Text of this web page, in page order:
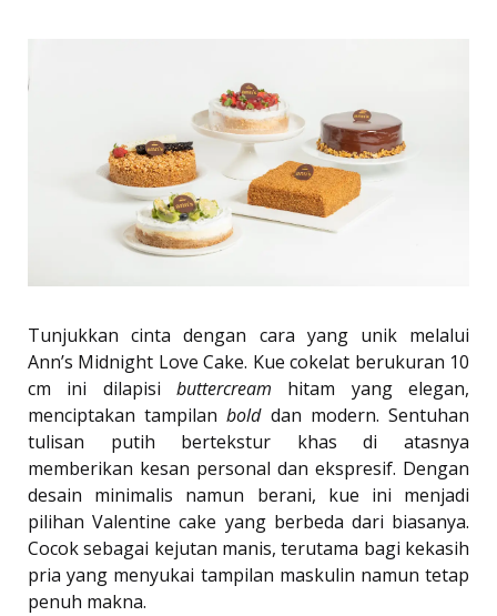
Tunjukkan cinta dengan cara yang unik melalui
Ann’s Midnight Love Cake. Kue cokelat berukuran 10
cm ini dilapisi buttercream hitam yang elegan,
menciptakan tampilanbolddan modern. Sentuhan
tulisan putih bertekstur khas di atasnya
memberikan kesan personal dan ekspresif. Dengan
desain minimalis namun berani, kue ini menjadi
pilihan Valentine cake yang berbeda dari biasanya.
Cocok sebagai kejutan manis, terutama bagi kekasih
pria yang menyukai tampilan maskulin namun tetap
penuh makna.